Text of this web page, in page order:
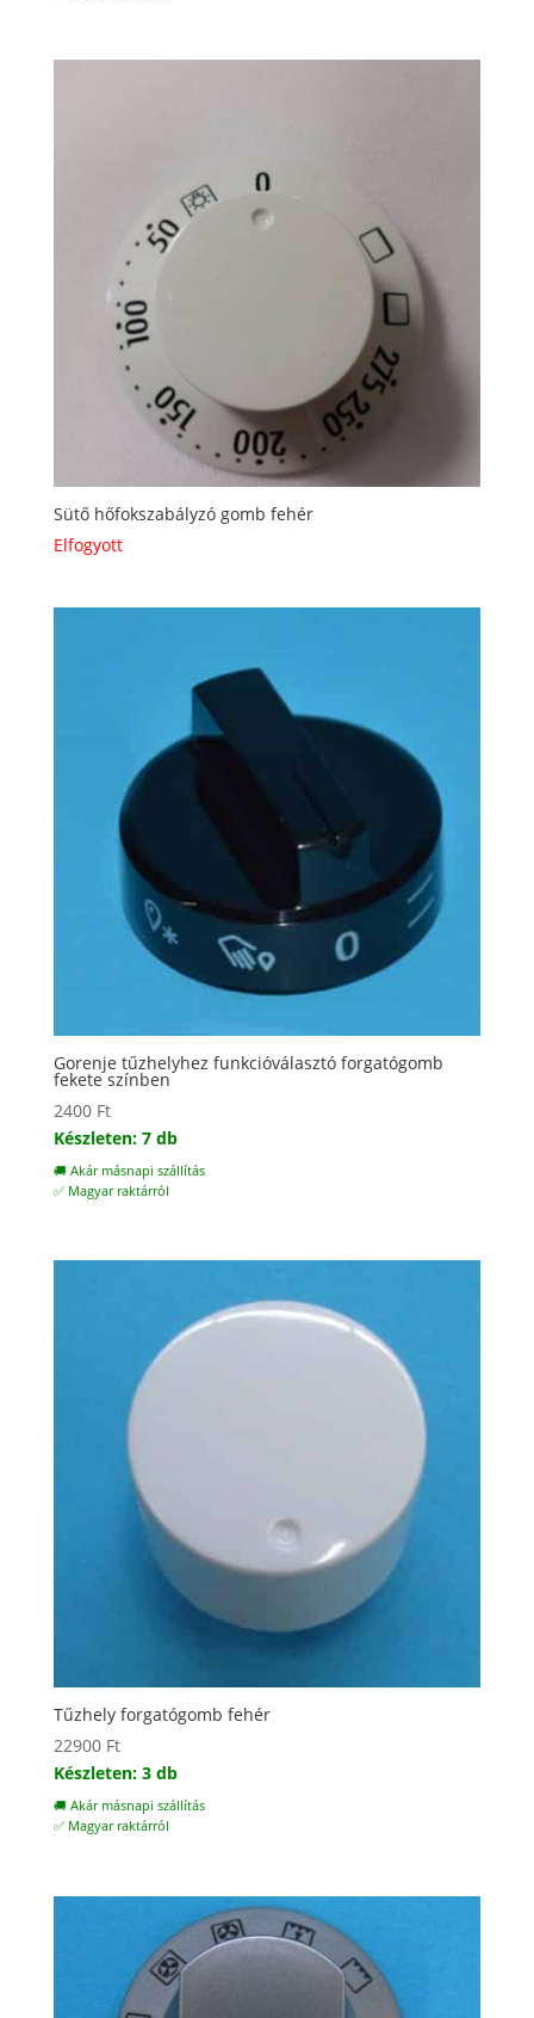
Sütő hőfokszabályzó gomb fehér
Elfogyott
Gorenje tűzhelyhez funkcióválasztó forgatógomb
fekete színben
2400 Ft
Készleten: 7 db
🚚 Akár másnapi szállítás
✅ Magyar raktárról
Tűzhely forgatógomb fehér
22900 Ft
Készleten: 3 db
🚚 Akár másnapi szállítás
✅ Magyar raktárról